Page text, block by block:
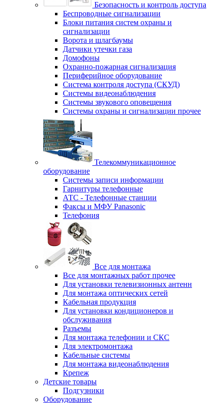
Безопасность и контроль доступа
Беспроводные сигнализации
Блоки питания систем охраны и
сигнализации
Ворота и шлагбаумы
Датчики утечки газа
Домофоны
Охранно-пожарная сигнализация
Периферийное оборудование
Система контроля доступа (СКУД)
Системы видеонаблюдения
Системы звукового оповещения
Системы охраны и сигнализации прочее
Телекоммуникационное
оборудование
Системы записи информации
Гарнитуры телефонные
АТС - Телефонные станции
Факсы и МФУ Panasonic
Телефония
Все для монтажа
Все для монтажных работ прочее
Для установки телевизионных антенн
Для монтажа оптических сетей
Кабельная продукция
Для установки кондиционеров и
обслуживания
Разъемы
Для монтажа телефонии и СКС
Для электромонтажа
Кабельные системы
Для монтажа видеонаблюдения
Крепеж
Детские товары
Подгузники
Оборудование